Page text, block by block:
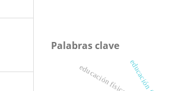
Palabras clave